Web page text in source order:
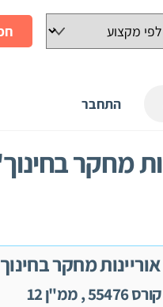
התחבר
אוריינות מחקר בחינוך
קורס 55476 , ממ"ן 12